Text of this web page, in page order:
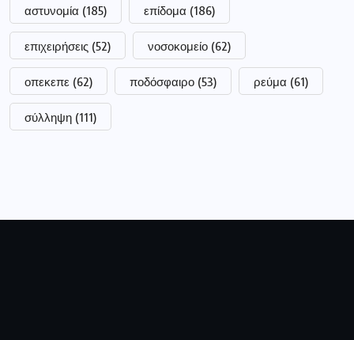
αστυνομία (185) επίδομα (186)
επιχειρήσεις (52) νοσοκομείο (62)
οπεκεπε (62) ποδόσφαιρο (53) ρεύμα (61)
σύλληψη (111)